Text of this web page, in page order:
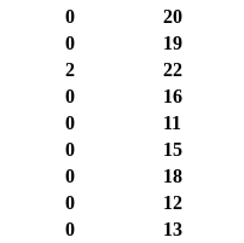
0
20
0
19
2
22
0
16
0
11
0
15
0
18
0
12
0
13